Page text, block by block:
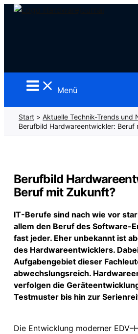
Zum
Menü
Start
Aktuelle Technik-Trends und
Berufbild Hardwareentwickler: Beruf
Berufbild
Beruf mit Zukunft?
IT-Berufe sind nach wie vor
allem den Beruf des Software-
fast jeder. Eher unbekannt ist
des Hardwareentwicklers.
Aufgabengebiet dieser
abwechslungsreich.
verfolgen die
Testmuster bis hin zur
Die Entwicklung moderner